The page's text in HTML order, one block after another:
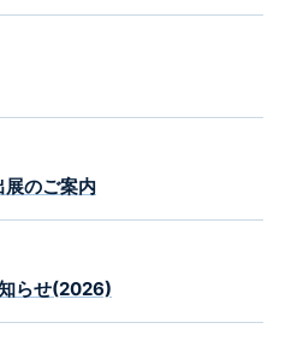
のご案内
らせ(2026)